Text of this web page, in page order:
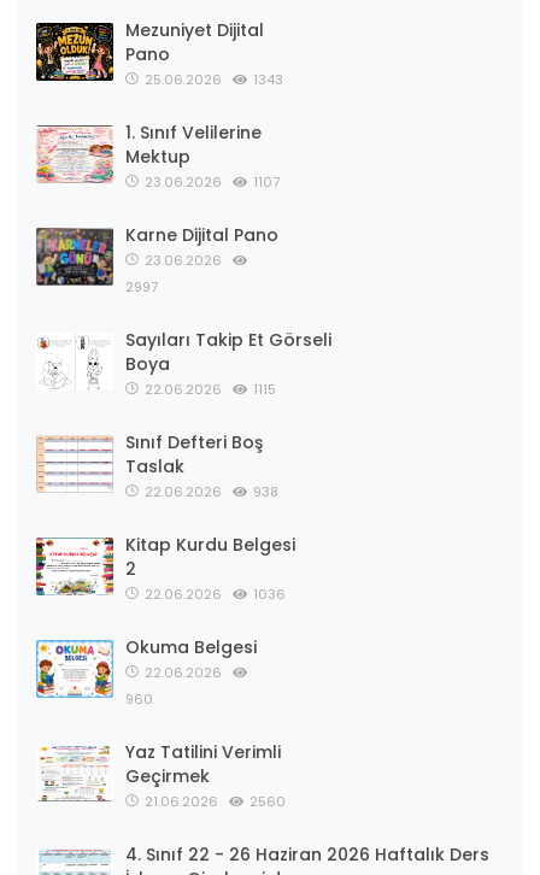
Mezuniyet Dijital
Pano
25.06.2026 1343
1. Sınıf Velilerine
Mektup
23.06.2026 1107
Karne Dijital Pano
23.06.2026
2997
Sayıları Takip Et Görseli
Boya
22.06.2026 1115
Sınıf Defteri Boş
Taslak
22.06.2026 938
Kitap Kurdu Belgesi
2
22.06.2026 1036
Okuma Belgesi
22.06.2026
960
Yaz Tatilini Verimli
Geçirmek
21.06.2026 2560
4. Sınıf 22 - 26 Haziran 2026 Haftalık Ders